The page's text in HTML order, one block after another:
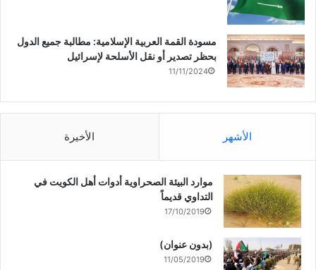
مسودة القمة العربية الإسلامية: مطالبة جميع الدول
بحظر تصدير أو نقل الأسلحة لإسرائيل
11/11/2024
الأشهر الأخيرة
موارد البيئة الصحراوية أدوات أهل الكويت في
التداوي قديماً
17/10/2019
(بدون عنوان)
11/05/2019